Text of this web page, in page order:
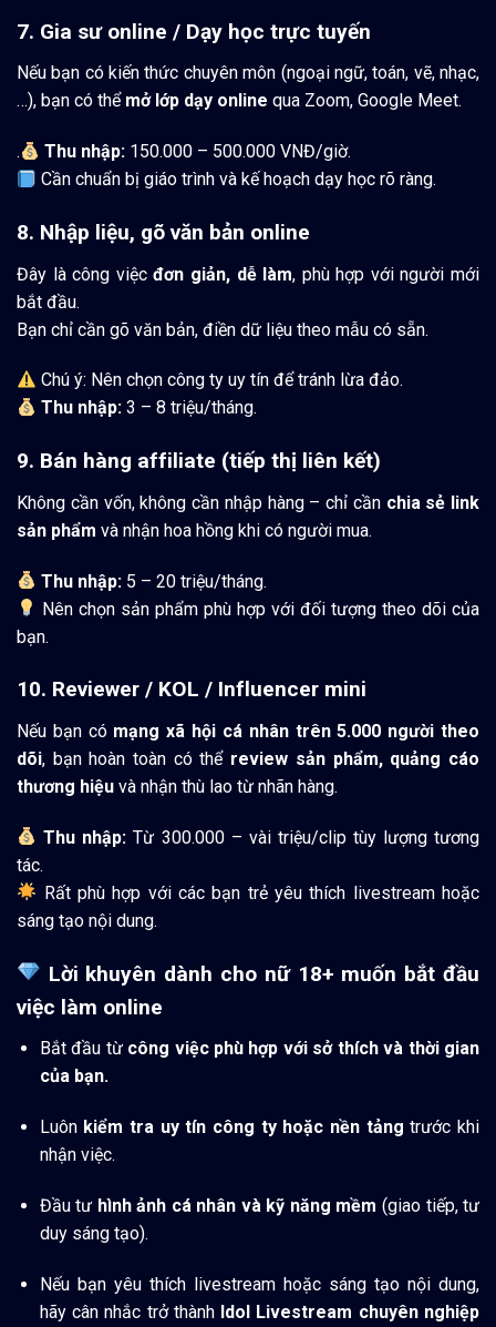
7. Gia sư online / Dạy học trực tuyến
Nếu bạn có kiến thức chuyên môn (ngoại ngữ, toán, vẽ, nhạc,
…), bạn có thể mở lớp dạy online qua Zoom, Google Meet.
. Thu nhập: 150.000 – 500.000 VNĐ/giờ.
Cần chuẩn bị giáo trình và kế hoạch dạy học rõ ràng.
8. Nhập liệu, gõ văn bản online
Đây là công việcđơn giản, dễ làm, phù hợp với người mới
bắt đầu.
Bạn chỉ cần gõ văn bản, điền dữ liệu theo mẫu có sẵn.
Chú ý: Nên chọn công ty uy tín để tránh lừa đảo.
Thu nhập: 3 – 8 triệu/tháng.
9. Bán hàng affiliate (tiếp thị liên kết)
Không cần vốn, không cần nhập hàng – chỉ cần chia sẻ link
sản phẩm và nhận hoa hồng khi có người mua.
Thu nhập: 5 – 20 triệu/tháng.
Nên chọn sản phẩm phù hợp với đối tượng theo dõi của
bạn.
10. Reviewer / KOL / Influencer mini
Nếu bạn có mạng xã hội cá nhân trên 5.000 người theo
dõi, bạn hoàn toàn có thể review sản phẩm, quảng cáo
thương hiệu và nhận thù lao từ nhãn hàng.
Thu nhập: Từ 300.000 – vài triệu/clip tùy lượng tương
tác.
Rất phù hợp với các bạn trẻ yêu thích livestream hoặc
sáng tạo nội dung.
Lời khuyên dành cho nữ 18+ muốn bắt đầu
việc làm online
Bắt đầu từ công việc phù hợp với sở thích và thời gian
của bạn.
Luôn kiểm tra uy tín công ty hoặc nền tảng trước khi
nhận việc.
Đầu tư hình ảnh cá nhân và kỹ năng mềm (giao tiếp, tư
duy sáng tạo).
Nếu bạn yêu thích livestream hoặc sáng tạo nội dung,
hãy cân nhắc trở thành Idol Livestream chuyên nghiệp